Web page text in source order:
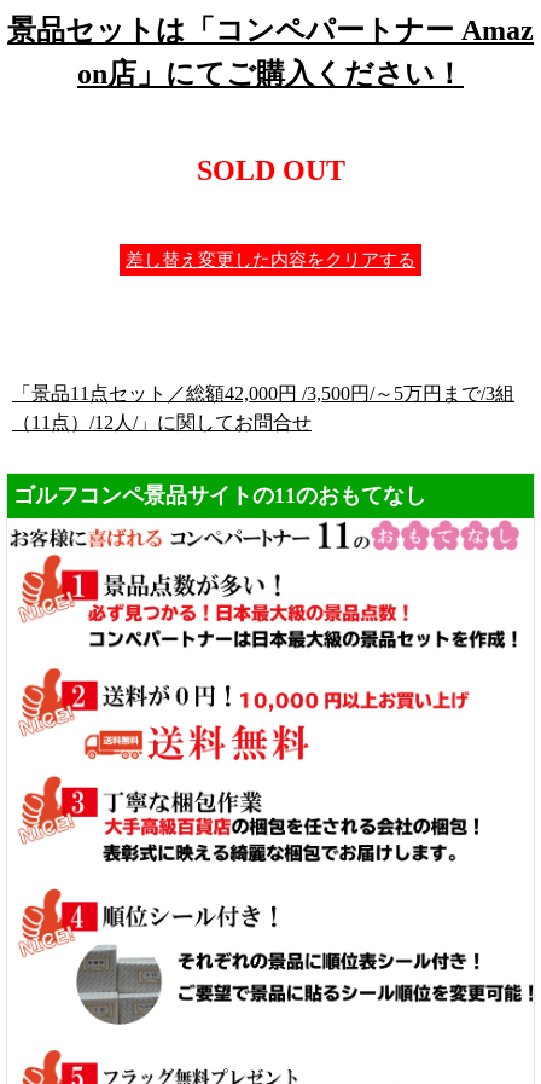
景品セットは「コンペパートナー Amaz
on店」にてご購入ください！
SOLD OUT
差し替え変更した内容をクリアする
「景品11点セット／総額42,000円 /3,500円/～5万円まで/3組
（11点）/12人/」に関してお問合せ
ゴルフコンペ景品サイトの11のおもてなし